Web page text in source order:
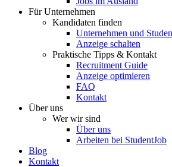
Für Unternehmen
Kandidaten finden
Unternehmen und
Anzeige schalten
Praktische Tipps & Kontakt
Recruitment Guide
Anzeige optimieren
FAQ
Kontakt
Über uns
Wer wir sind
Über uns
Arbeiten bei StudentJob
Blog
Kontakt